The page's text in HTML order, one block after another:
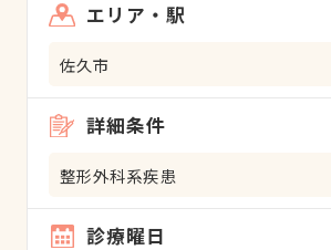
エリア・駅
佐久市
詳細条件
整形外科系疾患
診療曜日